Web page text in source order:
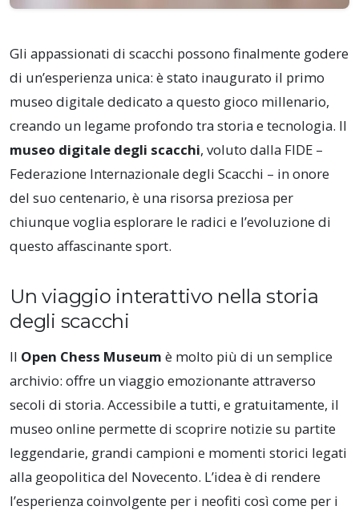
Gli appassionati di scacchi possono finalmente godere
di un’esperienza unica: è stato inaugurato il primo
museo digitale dedicato a questo gioco millenario,
creando un legame profondo tra storia e tecnologia. Il
museo digitale degli scacchi, voluto dalla FIDE –
Federazione Internazionale degli Scacchi – in onore
del suo centenario, è una risorsa preziosa per
chiunque voglia esplorare le radici e l’evoluzione di
questo affascinante sport.
Un viaggio interattivo nella storia
degli scacchi
Il Open Chess Museum è molto più di un semplice
archivio: offre un viaggio emozionante attraverso
secoli di storia. Accessibile a tutti, e gratuitamente, il
museo online permette di scoprire notizie su partite
leggendarie, grandi campioni e momenti storici legati
alla geopolitica del Novecento. L’idea è di rendere
l’esperienza coinvolgente per i neofiti così come per i